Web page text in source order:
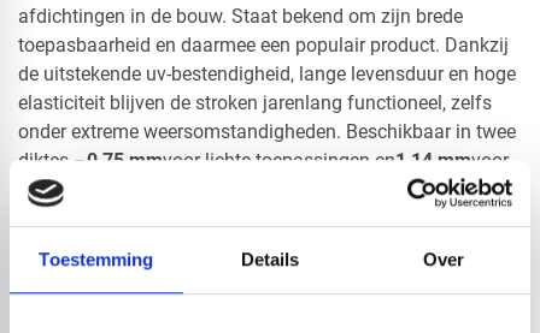
Toestemming Details Over
afdichtingen in de bouw. Staat bekend om zijn brede
toepasbaarheid en daarmee een populair product. Dankzij
de uitstekende uv-bestendigheid, lange levensduur en hoge
elasticiteit blijven de stroken jarenlang functioneel, zelfs
onder extreme weersomstandigheden. Beschikbaar in twee
diktes –0,75 mmvoor lichte toepassingen en1,14 mmvoor
zwaardere constructies – bieden deze stroken een
zowel nieuwbouw als renovatie. De EPDM stroken zijn
eenvoudig te verwerken en compatibel met diverse